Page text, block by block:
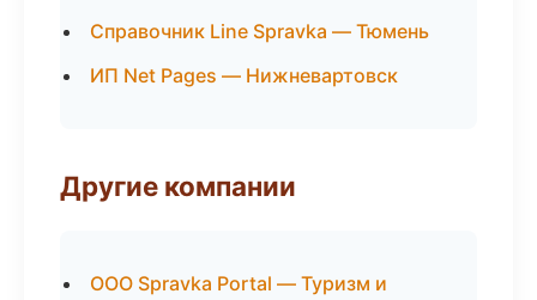
Справочник Line Spravka — Тюмень
ИП Net Pages — Нижневартовск
Другие компании
ООО Spravka Portal — Туризм и